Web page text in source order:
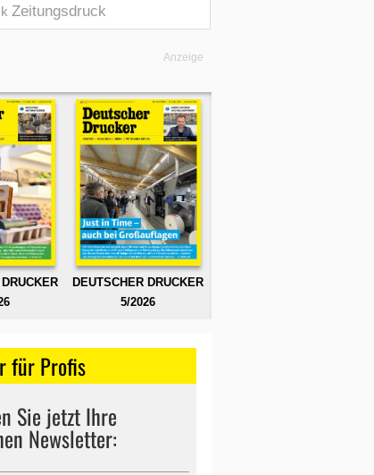
Zeitungsdruck
Anzeige
DEUTSCHER DRUCKER
5/2026
für Profis
Sie jetzt Ihre
Newsletter: